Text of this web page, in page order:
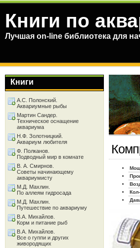
Книги по
Лучшая on-line библиотека для
Книги
А.С. Полонский.
Аквариумные рыбы
Мартин Сандер.
Техническое оснащение
аквариума
Н.Ф. Золотницкий.
Аквариум любителя
Ф. Полканов.
Подводный мир в комнате
В. А. Смирнов.
Советы начинающему
аквариумисту
М.Д. Махлин.
По аллеям гидросада
М.Д. Махлин.
Путешествие по аквариуму
В.А. Михайлов.
Корм и питание рыб
В.А. Михайлов.
Все о гуппи и других
живородящих